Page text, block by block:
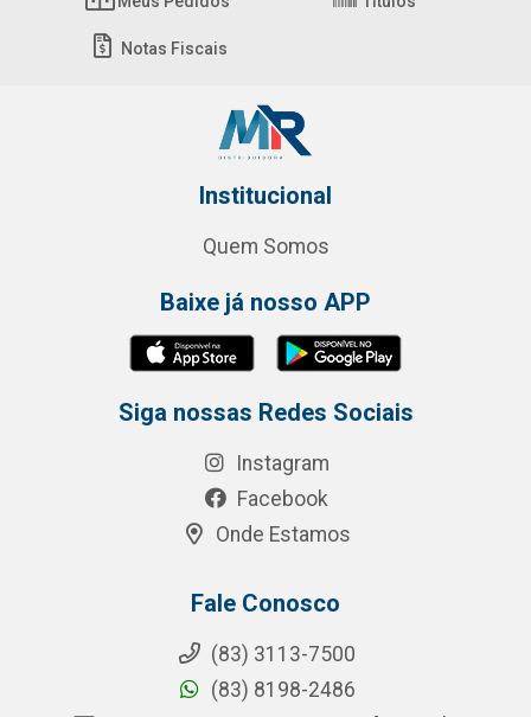
Notas Fiscais
Institucional
Quem Somos
Baixe já nosso APP
Siga nossas Redes Sociais
Instagram
Facebook
Onde Estamos
Fale Conosco
(83) 3113-7500
(83) 8198-2486